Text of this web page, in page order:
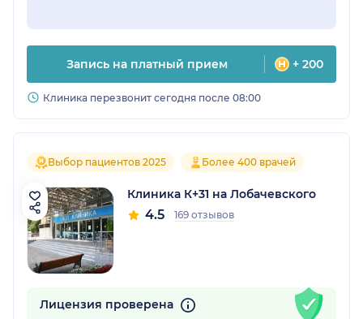
Запись на платный прием + 200
Клиника перезвонит сегодня после 08:00
Выбор пациентов 2025 Более 400 врачей
Клиника К+31 на Лобачевского
4.5 169 отзывов
Лицензия проверена